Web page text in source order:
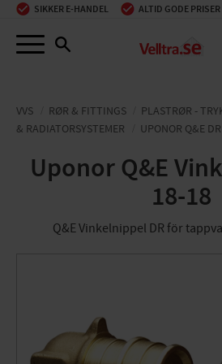
Menu
SIKKER E-HANDEL ALTID GODE PRISER
VVS RØR & FITTINGS PLASTRØR -
& RADIATORSYSTEMER
UPONOR Q&E DR
Uponor Q&E
18-18
Q&E Vinkelnippel DR för